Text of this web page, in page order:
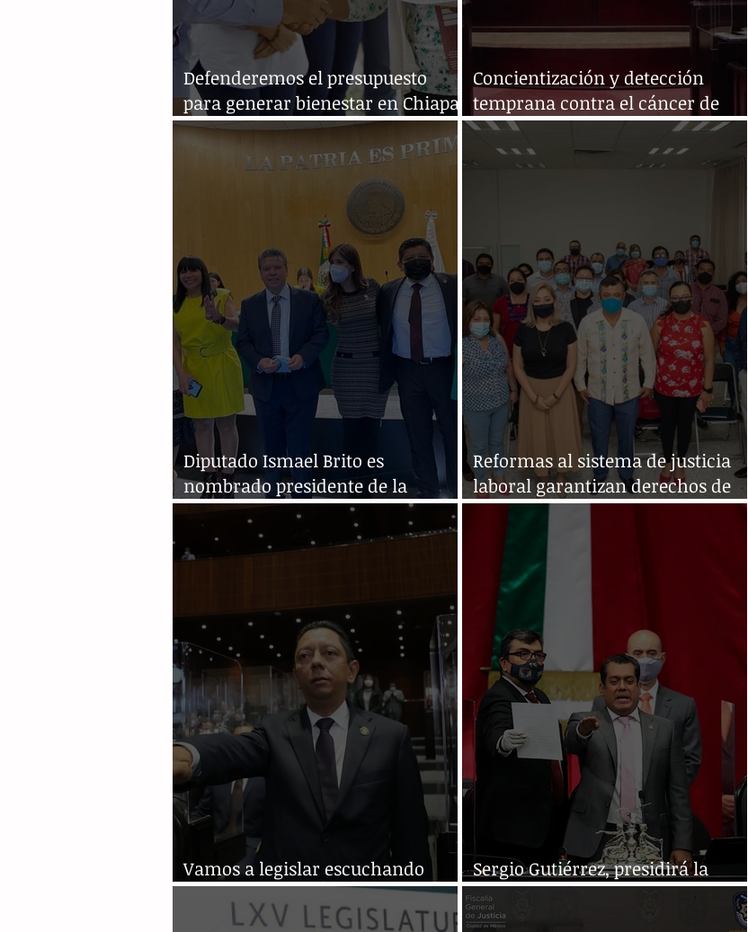
Defenderemos el presupuesto
para generar bienestar en Chiapas
y México: Llaven Abarca
Concientización y detección
temprana contra el cáncer de
mama: Ricci Diestel
Diputado Ismael Brito es
nombrado presidente de la
Comisión Asuntos Frontera Sur
Reformas al sistema de justicia
laboral garantizan derechos de
trabajadores: Ocampo Olvera
Vamos a legislar escuchando
todas las voces: Llaven Abarca
Sergio Gutiérrez, presidirá la
Cámara de Diputados de México